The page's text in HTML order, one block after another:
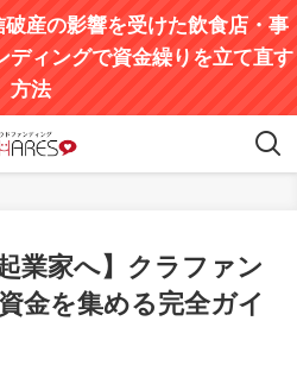
破産の影響を受けた飲食店・事
ディングで資金繰りを立て直す
方法
業家へ】クラファン
金を集める完全ガイ